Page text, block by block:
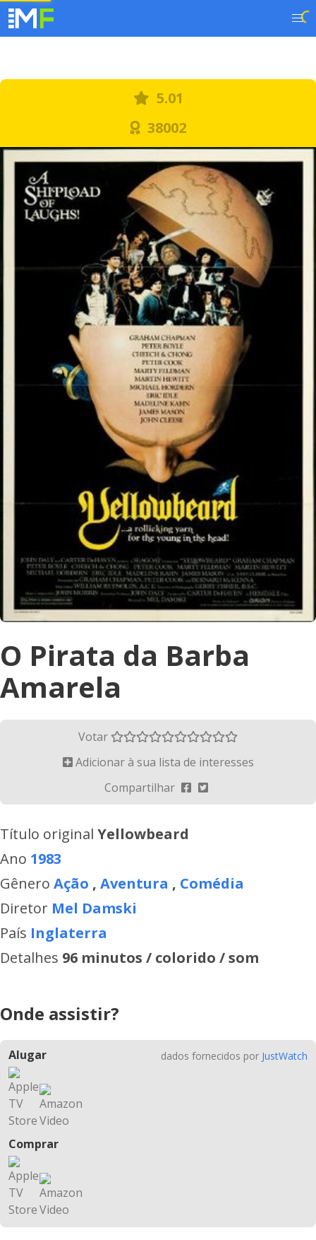
5.01
38002
O Pirata da Barba
Amarela
Votar
Adicionar à sua lista de interesses
Compartilhar
Título original Yellowbeard
Ano 1983
Gênero Ação , Aventura , Comédia
Diretor Mel Damski
País Inglaterra
Detalhes 96 minutos / colorido / som
Onde assistir?
Alugar
Comprar
dados fornecidos por JustWatch